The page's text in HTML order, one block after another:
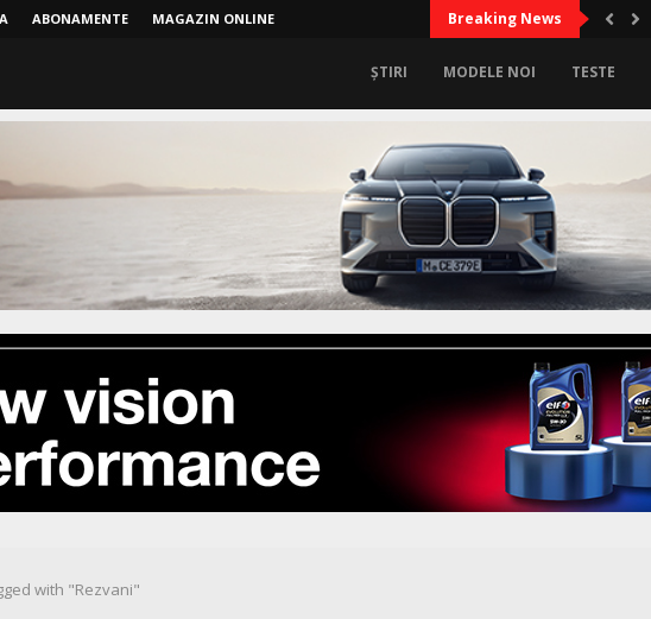
ABONAMENTE MAGAZIN ONLINE Breaking News
ȘTIRI MODELE NOI TESTE
with "Rezvani"